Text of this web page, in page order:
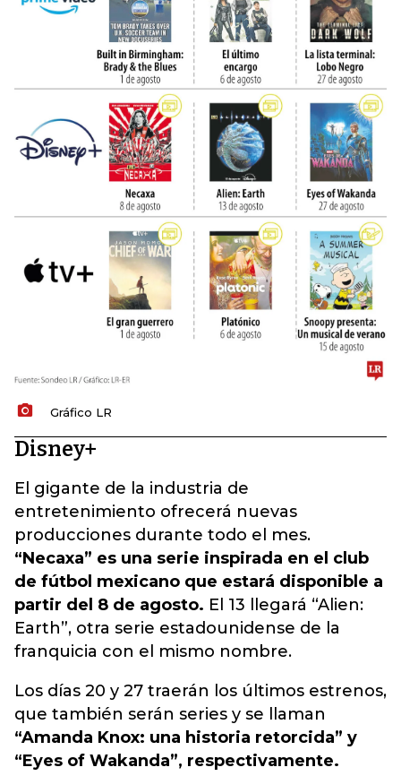
Gráfico LR
Disney+
El gigante de la industria de
entretenimiento ofrecerá nuevas
producciones durante todo el mes.
“Necaxa” es una serie inspirada en el club
de fútbol mexicano que estará disponible a
partir del 8 de agosto. El 13 llegará “Alien:
Earth”, otra serie estadounidense de la
franquicia con el mismo nombre.
Los días 20 y 27 traerán los últimos estrenos,
que también serán series y se llaman
“Amanda Knox: una historia retorcida” y
“Eyes of Wakanda”, respectivamente.